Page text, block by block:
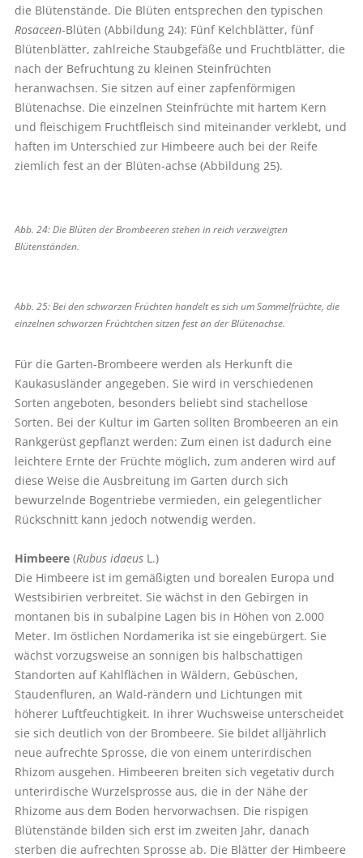
die Blütenstände. Die Blüten entsprechen den typischen
Rosaceen-Blüten (Abbildung 24): Fünf Kelchblätter, fünf
Blütenblätter, zahlreiche Staubgefäße und Fruchtblätter, die
nach der Befruchtung zu kleinen Steinfrüchten
heranwachsen. Sie sitzen auf einer zapfenförmigen
Blütenachse. Die einzelnen Steinfrüchte mit hartem Kern
und fleischigem Fruchtfleisch sind miteinander verklebt, und
haften im Unterschied zur Himbeere auch bei der Reife
ziemlich fest an der Blüten-achse (Abbildung 25).
Abb. 24: Die Blüten der Brombeeren stehen in reich verzweigten
Blütenständen.
Abb. 25: Bei den schwarzen Früchten handelt es sich um Sammelfrüchte, die
einzelnen schwarzen Früchtchen sitzen fest an der ­Blütenachse.
Für die Garten-Brombeere werden als Herkunft die
Kaukasusländer angegeben. Sie wird in verschiedenen
Sorten angeboten, besonders beliebt sind stachellose
Sorten. Bei der Kultur im Garten sollten Brombeeren an ein
Rankgerüst gepflanzt werden: Zum einen ist dadurch eine
leichtere Ernte der Früchte möglich, zum anderen wird auf
diese Weise die Ausbreitung im Garten durch sich
bewurzelnde Bogentriebe vermieden, ein gelegentlicher
Rückschnitt kann jedoch notwendig werden.
Himbeere(Rubus idaeusL.)
Die Himbeere ist im gemäßigten und borealen Europa und
Westsibirien verbreitet. Sie wächst in den Gebirgen in
montanen bis in subalpine Lagen bis in Höhen von 2.000
Meter. Im östlichen Nordamerika ist sie eingebürgert. Sie
wächst vorzugsweise an sonnigen bis halbschattigen
Standorten auf Kahlflächen in Wäldern, Gebüschen,
Staudenfluren, an Wald-rändern und Lichtungen mit
höherer Luftfeuchtigkeit. In ihrer Wuchsweise unterscheidet
sie sich deutlich von der Brombeere. Sie bildet alljährlich
neue aufrechte Sprosse, die von einem unterirdischen
Rhizom ausgehen. Himbeeren breiten sich vegetativ durch
unterirdische Wurzelsprosse aus, die in der Nähe der
Rhizome aus dem Boden hervorwachsen. Die rispigen
Blütenstände bilden sich erst im zweiten Jahr, danach
sterben die aufrechten Sprosse ab. Die Blätter der Himbeere